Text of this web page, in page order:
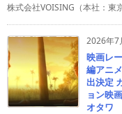
株式会社VOISING（本社：東
2026年7
映画レ
編アニ
出決定
ョン映
オタワ